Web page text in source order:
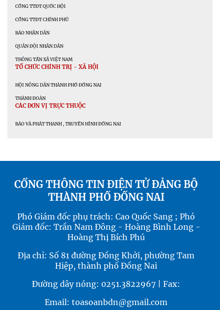
CỔNG TTĐT QUỐC HỘI
CỔNG TTĐT CHÍNH PHỦ
BÁO NHÂN DÂN
QUÂN ĐỘI NHÂN DÂN
THÔNG TẤN XÃ VIỆT NAM
TỔ CHỨC CHÍNH TRỊ - XÃ HỘI
HỘI NÔNG DÂN THÀNH PHỐ ĐỒNG NAI
THÀNH ĐOÀN
CÁC ĐƠN VỊ TRỰC THUỘC
BÁO VÀ PHÁT THANH , TRUYỀN HÌNH ĐỒNG NAI
CỔNG THÔNG TIN ĐIỆN TỬ ĐẢNG BỘ
THÀNH PHỐ ĐỒNG NAI
Phó Giám đốc phụ trách: Cao Quốc Sang ; Phó
Giám đốc: Trần Nam Đông - Hoàng Bình Long -
Hoàng Thị Bích Phú
Địa chỉ: Số 81 đường Đồng Khởi, phường Tam
Hiệp, thành phố Đồng Nai
Đường dây nóng: 0251.3822967 | Fax:
Email: toasoanbdn@gmail.com